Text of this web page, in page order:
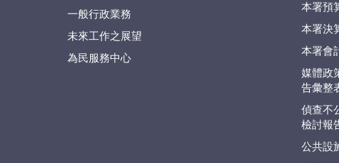
一般行政業務
未來工作之展望
為民服務中心
本署預
本署決
本署會
媒體政
告彙整
偵查不
檢討報
公共設